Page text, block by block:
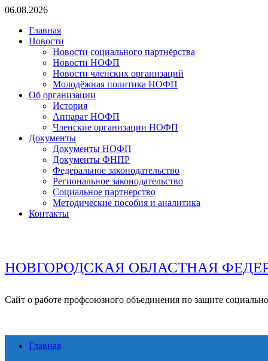
Перейти
содержимому
06.08.2026
Главная
Новости
Новости социального партнёрства
Новости НОФП
Новости членских организаций
Молодёжная политика НОФП
Об организации
История
Аппарат НОФП
Членские организации НОФП
Документы
Документы НОФП
Документы ФНПР
Федеральное законодательство
Региональное законодательство
Социальное партнерство
Методические пособия и аналитика
Контакты
НОВГОРОДСКАЯ ОБЛАСТНАЯ
Сайт о работе профсоюзного объединения по защите
Главная